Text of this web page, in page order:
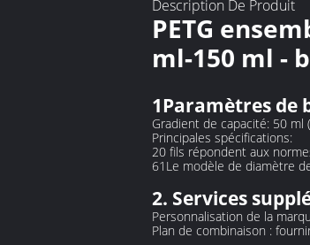
Description De Produit
PETG
ml-150 ml -
1Paramètres de
Gradient de capacité: 50
Principales spécifications:
20 fils répondent aux
61Le modèle de diamètre
2. Services
Personnalisation de la
Plan de combinaison :